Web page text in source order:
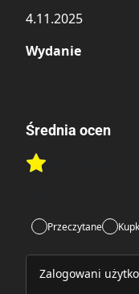
4.11.2025
Wydanie
Średnia ocen
Rate this
Przeczytane
Zalogowani